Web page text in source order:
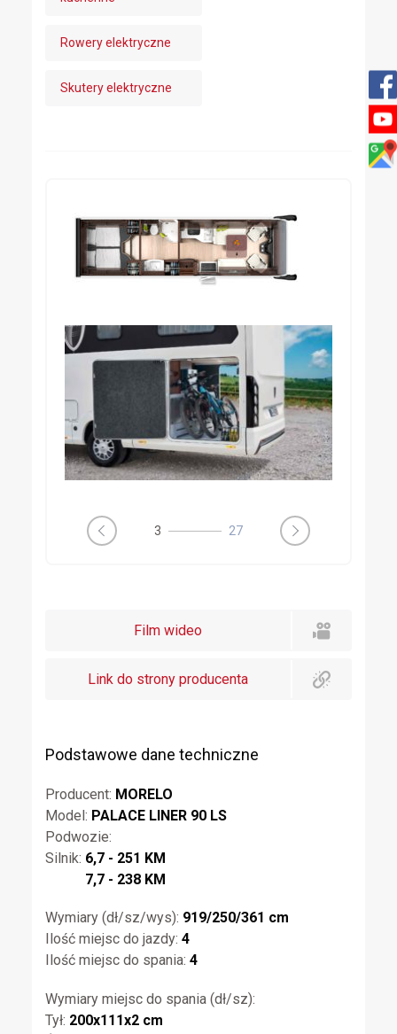
3 27
Film wideo
Link do strony producenta
Podstawowe dane techniczne
Producent: MORELO
Model: PALACE LINER 90 LS
Podwozie:
Silnik: 6,7 - 251 KM
7,7 - 238 KM
Wymiary (dł/sz/wys): 919/250/361 cm
Ilość miejsc do jazdy: 4
Ilość miejsc do spania: 4
Wymiary miejsc do spania (dł/sz):
Tył: 200x111x2 cm
Rowery elektryczne
Skutery elektryczne